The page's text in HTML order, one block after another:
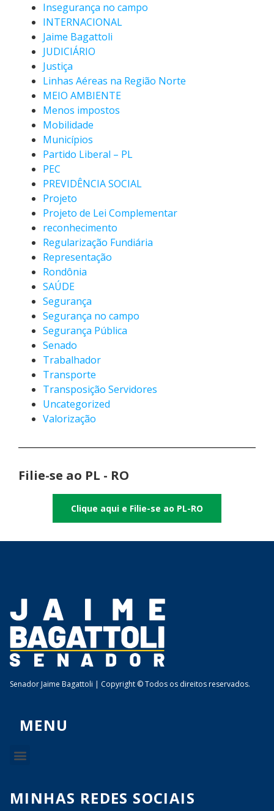
Insegurança no campo
INTERNACIONAL
Jaime Bagattoli
JUDICIÁRIO
Justiça
Linhas Aéreas na Região Norte
MEIO AMBIENTE
Menos impostos
Mobilidade
Municípios
Partido Liberal – PL
PEC
PREVIDÊNCIA SOCIAL
Projeto
Projeto de Lei Complementar
reconhecimento
Regularização Fundiária
Representação
Rondônia
SAÚDE
Segurança
Segurança no campo
Segurança Pública
Senado
Trabalhador
Transporte
Transposição Servidores
Uncategorized
Valorização
Filie-se ao PL - RO
Clique aqui e Filie-se ao PL-RO
Senador Jaime Bagattoli | Copyright © Todos os direitos reservados.
MENU
MINHAS REDES SOCIAIS